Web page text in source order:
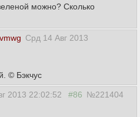
можно? Сколько
Срд 14 Авг 2013
© Бэкчус
2013 22:02:52 #86 №221404